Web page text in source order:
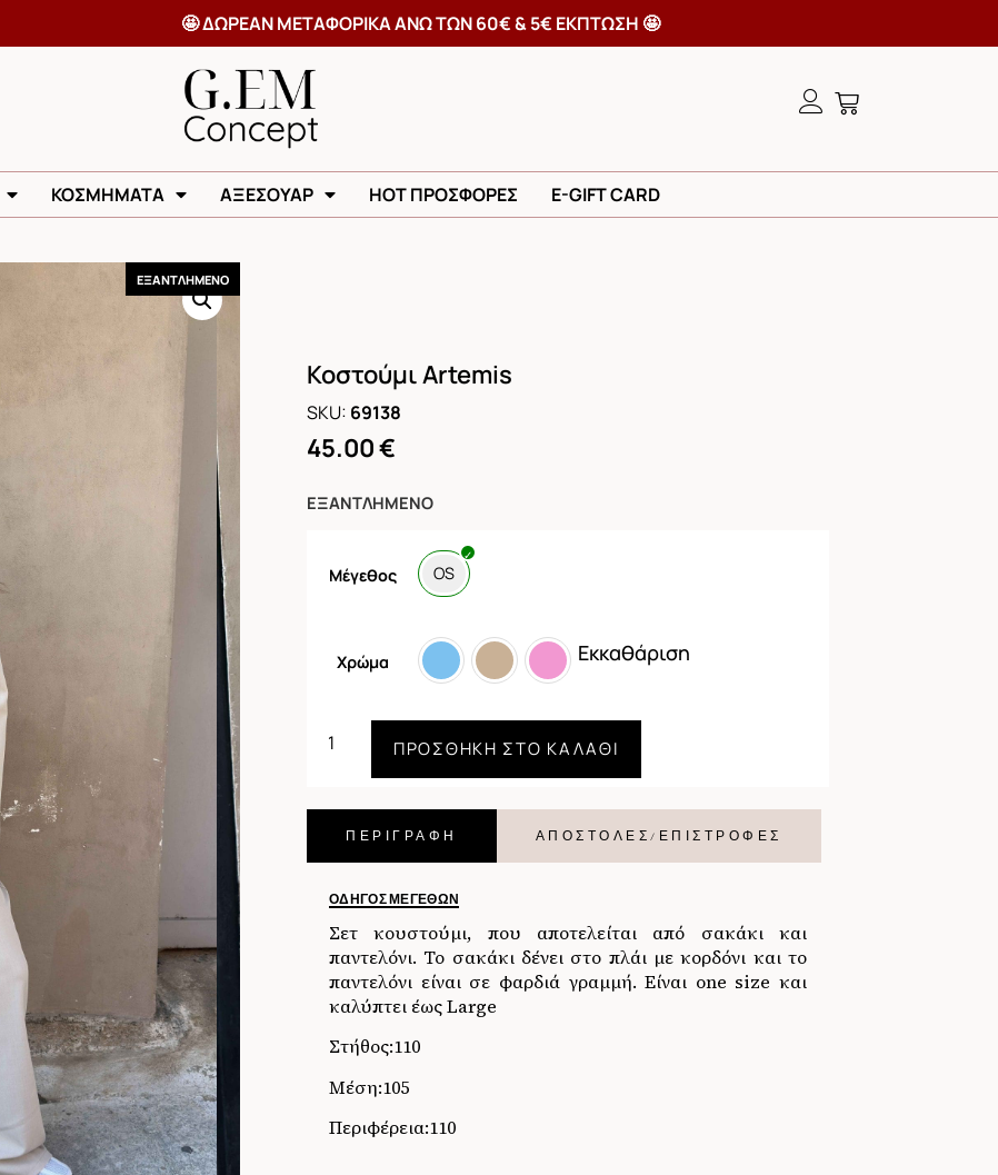
🤩 ΔΩΡΕΑΝ ΜΕΤΑΦΟΡΙΚΑ ΑΝΩ ΤΩΝ 60€ & 5€ ΕΚΠΤΩΣΗ 🤩
ΚΟΣΜΗΜΑΤΑ ΑΞΕΣΟΥΑΡ HOT ΠΡΟΣΦΟΡΕΣ E-GIFT CARD
ΕΞΑΝΤΛΗΜΕΝΟ
Κοστούμι Artemis
SKU: 69138
45.00€
ΕΞΑΝΤΛΗΜΈΝΟ
Μέγεθος OS
Χρώμα Εκκαθάριση
ΠΡΟΣΘΉΚΗ ΣΤΟ ΚΑΛΆΘΙ
ΠΕΡΙΓΡΑΦΗ ΑΠΟΣΤΟΛΕΣ/ΕΠΙΣΤΡΟΦΕΣ
ΟΔΗΓΌΣ ΜΕΓΕΘΏΝ
Σετ κουστούμι, που αποτελείται από σακάκι και
παντελόνι. Το σακάκι δένει στο πλάι με κορδόνι και το
παντελόνι είναι σε φαρδιά γραμμή. Είναι one size και
καλύπτει έως Large
Στήθος:110
Μέση:105
Περιφέρεια:110